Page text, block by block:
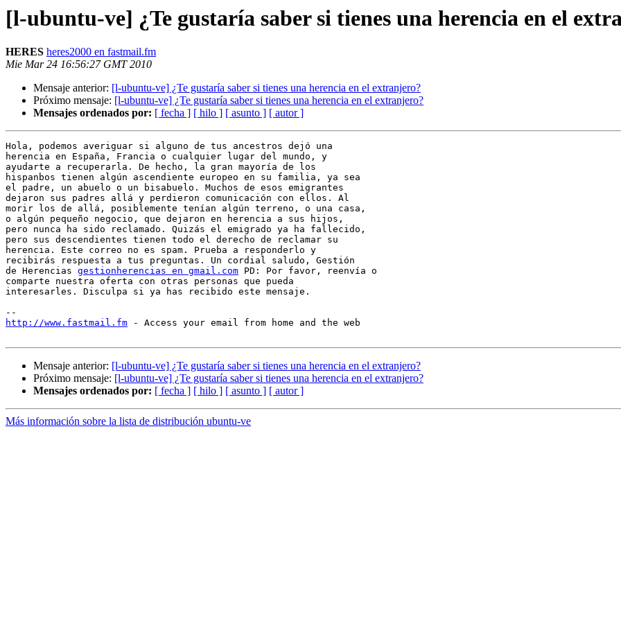
[l-ubuntu-ve] ¿Te gustaría saber si tienes una herencia en el
HERES heres2000 en fastmail.fm
Mie Mar 24 16:56:27 GMT 2010
Mensaje anterior: [l-ubuntu-ve] ¿Te gustaría saber si tienes una herencia en el extranjero?
Próximo mensaje: [l-ubuntu-ve] ¿Te gustaría saber si tienes una herencia en el extranjero?
Mensajes ordenados por: [ fecha ] [ hilo ] [ asunto ] [ autor ]
Hola, podemos averiguar si alguno de tus ancestros dejó una
herencia en España, Francia o cualquier lugar del mundo, y
ayudarte a recuperarla. De hecho, la gran mayoría de los
hispanbos tienen algún ascendiente europeo en su familia, ya sea
el padre, un abuelo o un bisabuelo. Muchos de esos emigrantes
dejaron sus padres allá y perdieron comunicación con ellos. Al
morir los de allá, posiblemente tenían algún terreno, o una casa,
o algún pequeño negocio, que dejaron en herencia a sus hijos,
pero nunca ha sido reclamado. Quizás el emigrado ya ha fallecido,
pero sus descendientes tienen todo el derecho de reclamar su
herencia. Este correo no es spam. Prueba a responderlo y
recibirás respuesta a tus preguntas. Un cordial saludo, Gestión
de Herencias gestionherencias en gmail.com PD: Por favor, reenvía o
comparte nuestra oferta con otras personas que pueda
interesarles. Disculpa si ya has recibido este mensaje.
http://www.fastmail.fm - Access your email from home and the web
Mensaje anterior: [l-ubuntu-ve] ¿Te gustaría saber si tienes una herencia en el extranjero?
Próximo mensaje: [l-ubuntu-ve] ¿Te gustaría saber si tienes una herencia en el extranjero?
Mensajes ordenados por: [ fecha ] [ hilo ] [ asunto ] [ autor ]
Más información sobre la lista de distribución ubuntu-ve